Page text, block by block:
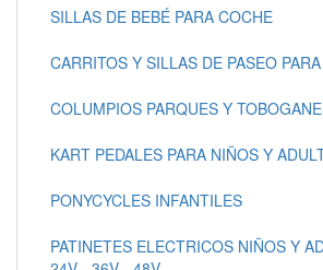
SILLAS DE BEBÉ PARA COCHE
CARRITOS Y SILLAS DE PASEO
COLUMPIOS PARQUES Y
KART PEDALES PARA NIÑOS Y
PONYCYCLES INFANTILES
PATINETES ELECTRICOS NIÑOS Y